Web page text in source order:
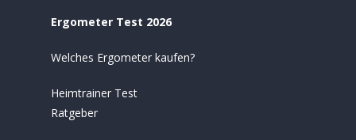
Ergometer Test 2026
Welches Ergometer kaufen?
Heimtrainer Test
Ratgeber